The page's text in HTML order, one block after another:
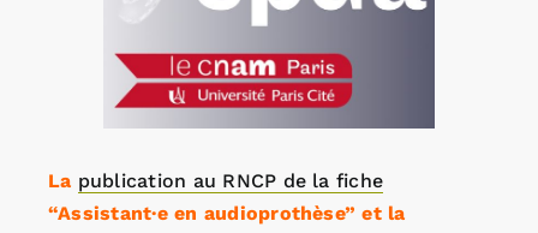
La publication au RNCP de la fiche
“Assistant·e en audioprothèse” et la